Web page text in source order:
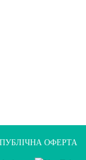
ПУБЛIЧНА ОФЕРТА